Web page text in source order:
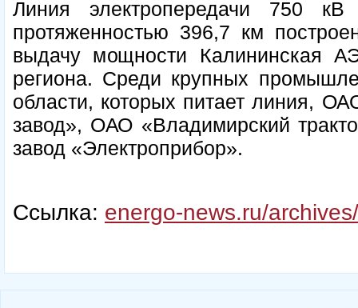
Линия электропередачи 750
протяженностью 396,7 км
выдачу мощности Калининская
региона. Среди крупных
области, которых питает линия,
завод», ОАО «Владимирский
завод «Электроприбор».
Ссылка: energo-news.ru/